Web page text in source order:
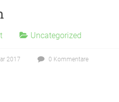
Uncategorized
2017 0 Kommentare